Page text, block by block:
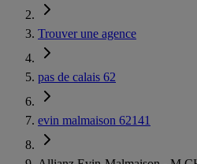
Trouver une agence
pas de calais 62
evin malmaison 62141